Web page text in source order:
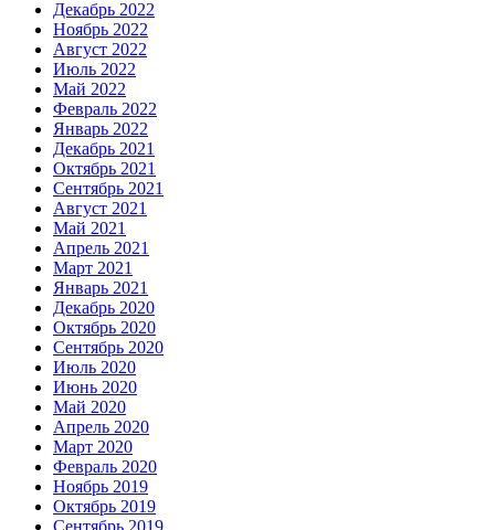
Декабрь 2022
Ноябрь 2022
Август 2022
Июль 2022
Май 2022
Февраль 2022
Январь 2022
Декабрь 2021
Октябрь 2021
Сентябрь 2021
Август 2021
Май 2021
Апрель 2021
Март 2021
Январь 2021
Декабрь 2020
Октябрь 2020
Сентябрь 2020
Июль 2020
Июнь 2020
Май 2020
Апрель 2020
Март 2020
Февраль 2020
Ноябрь 2019
Октябрь 2019
Сентябрь 2019